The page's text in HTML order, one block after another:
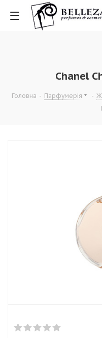
Chanel
Головна - Парфумерія -